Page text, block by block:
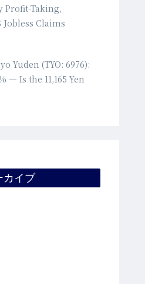
Profit-Taking,
Jobless Claims
Yuden (TYO: 6976):
— Is the 11,165 Yen
カイブ